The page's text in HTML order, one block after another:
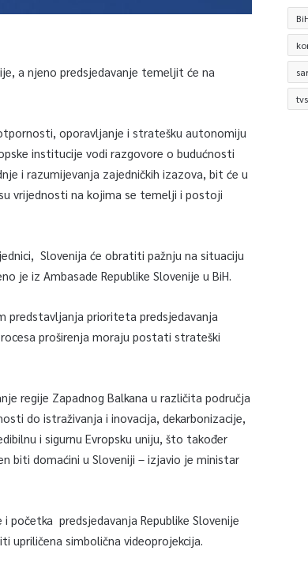
a njeno predsjedavanje temeljit će na
oporavljanje i stratešku autonomiju
institucije vodi razgovore o budućnosti
i razumijevanja zajedničkih izazova, bit će u
vrijednosti na kojima se temelji i postoji
Slovenija će obratiti pažnju na situaciju
je iz Ambasade Republike Slovenije u BiH.
predstavljanja prioriteta predsjedavanja
proširenja moraju postati strateški
regije Zapadnog Balkana u različita područja
do istraživanja i inovacija, dekarbonizacije,
i sigurnu Evropsku uniju, što također
biti domaćini u Sloveniji – izjavio je ministar
početka predsjedavanja Republike Slovenije
upriličena simbolična videoprojekcija.